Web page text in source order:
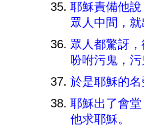
耶穌責備他
眾人中間，
眾人都驚訝
吩咐污鬼，
於是耶穌的
耶穌出了會
他求耶穌。